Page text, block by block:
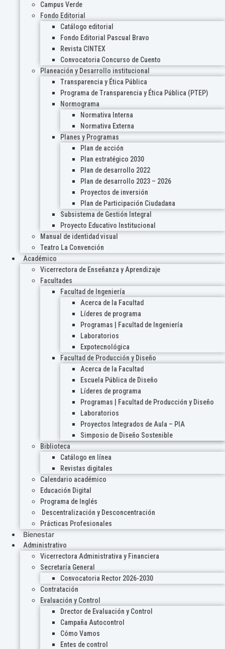
Campus Verde
Fondo Editorial
Catálogo editorial
Fondo Editorial Pascual Bravo
Revista CINTEX
Convocatoria Concurso de Cuento
Planeación y Desarrollo institucional
Transparencia y Ética Pública
Programa de Transparencia y Ética Pública (PTEP)
Normograma
Normativa Interna
Normativa Externa
Planes y Programas
Plan de acción
Plan estratégico 2030
Plan de desarrollo 2022
Plan de desarrollo 2023 – 2026
Proyectos de inversión
Plan de Participación Ciudadana
Subsistema de Gestión Integral
Proyecto Educativo Institucional
Manual de identidad visual
Teatro La Convención
Académico
Vicerrectora de Enseñanza y Aprendizaje
Facultades
Facultad de Ingeniería
Acerca de la Facultad
Líderes de programa
Programas | Facultad de Ingeniería
Laboratorios
Expotecnológica
Facultad de Producción y Diseño
Acerca de la Facultad
Escuela Pública de Diseño
Líderes de programa
Programas | Facultad de Producción y Diseño
Laboratorios
Proyectos Integrados de Aula – PIA
Simposio de Diseño Sostenible
Biblioteca
Catálogo en línea
Revistas digitales
Calendario académico
Educación Digital
Programa de Inglés
Descentralización y Desconcentración
Prácticas Profesionales
Bienestar
Administrativo
Vicerrectora Administrativa y Financiera
Secretaría General
Convocatoria Rector 2026-2030
Contratación
Evaluación y Control
Drector de Evaluación y Control
Campaña Autocontrol
Cómo Vamos
Entes de control